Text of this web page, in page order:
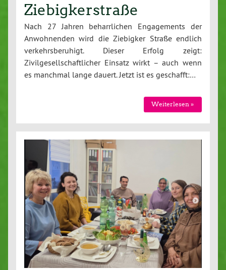
Ziebigkerstraße
Nach 27 Jahren beharrlichen Engagements der
Anwohnenden wird die Ziebigker Straße endlich
verkehrsberuhigt. Dieser Erfolg zeigt:
Zivilgesellschaftlicher Einsatz wirkt – auch wenn
es manchmal lange dauert. Jetzt ist es geschafft:…
Weiterlesen »